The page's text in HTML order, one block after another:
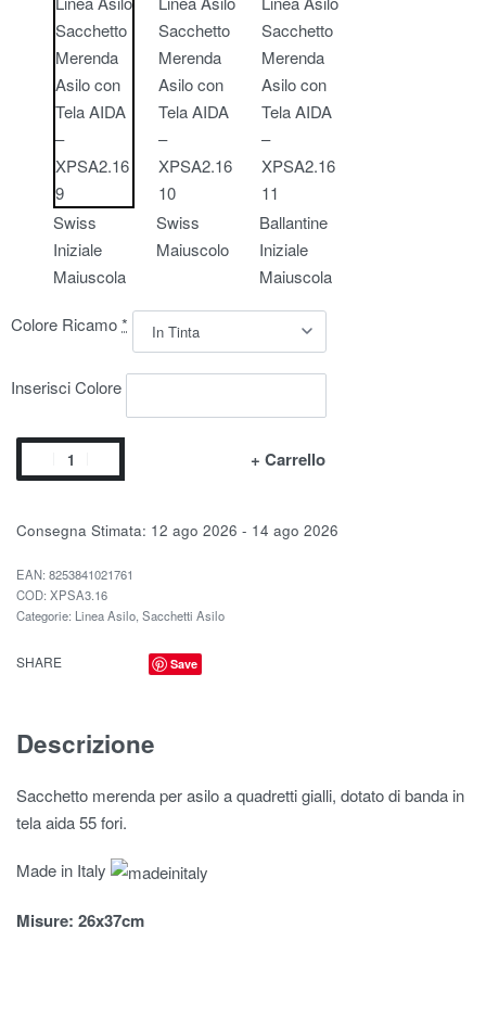
Swiss
Iniziale
Maiuscola
Swiss
Maiuscolo
Ballantine
Iniziale
Maiuscola
Colore Ricamo*
Inserisci Colore
+ Carrello
Consegna Stimata: 12 ago 2026 - 14 ago 2026
EAN: 8253841021761
XPSA3.16
Categorie: Linea Asilo, Sacchetti Asilo
SHARE Save
Descrizione
Sacchetto merenda per asilo a quadretti gialli, dotato di banda in
tela aida 55 fori.
Made in Italy
Misure: 26x37cm